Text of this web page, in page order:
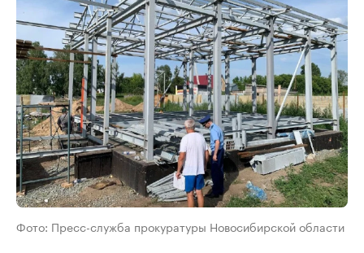
Фото: Пресс-служба прокуратуры Новосибирской области